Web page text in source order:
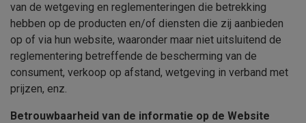
van de wetgeving en reglementeringen die betrekking
hebben op de producten en/of diensten die zij aanbieden
op of via hun website, waaronder maar niet uitsluitend de
reglementering betreffende de bescherming van de
consument, verkoop op afstand, wetgeving in verband met
prijzen, enz.
Betrouwbaarheid van de informatie op de Website